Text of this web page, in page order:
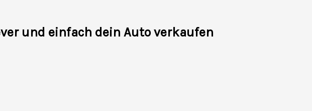
und einfach dein Auto verkaufen